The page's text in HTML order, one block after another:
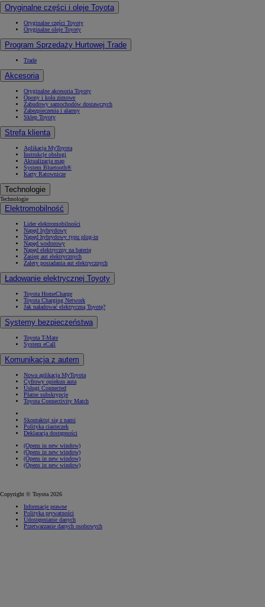
Oryginalne części i oleje Toyota
Oryginalne części Toyoty
Oryginalne oleje Toyoty
Program Sprzedaży Hurtowej Trade
Trade
Akcesoria
Oryginalne akcesoria Toyoty
Opony i koła zimowe
Zabudowy samochodów dostawczych
Zabezpieczenia i alarmy
Sklep Toyoty
Strefa klienta
Aplikacja MyToyota
Instrukcje obsługi
Aktualizacja map
System Bluetooth®
Karty Ratownicze
Technologie
Technologie
Elektromobilność
Lider elektromobilności
Napęd hybrydowy
Napęd hybrydowy typu plug-in
Napęd wodorowy
Napęd elektryczny na baterię
Zasięg aut elektrycznych
Zalety posiadania aut elektrycznych
Ładowanie elektrycznej Toyoty
Toyota HomeCharge
Toyota Charging Network
Jak naładować elektryczną Toyotę?
Systemy bezpieczeństwa
Toyota T-Mate
System eCall
Komunikacja z autem
Nowa aplikacja MyToyota
Cyfrowy opiekun auta
Usługi Connected
Płatne subskrypcje
Toyota Connectivity Match
Skontaktuj się z nami
Polityka ciasteczek
Deklaracja dostępności
(Opens in new window)
(Opens in new window)
(Opens in new window)
(Opens in new window)
Copyright © Toyota 2026
Informacje prawne
Polityka prywatności
Udostępnianie danych
Przetwarzanie danych osobowych